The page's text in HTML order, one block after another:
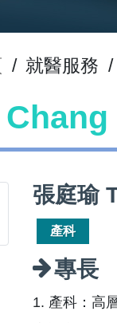
/ 就醫服務 /
張庭瑜
產科
專長
1. 產科：高